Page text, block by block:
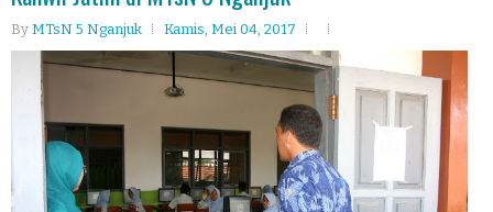
By MTsN 5 Nganjuk Kamis, Mei 04, 2017